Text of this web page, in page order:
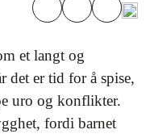
et langt og
det er tid for å spise,
uro og konflikter.
fordi barnet